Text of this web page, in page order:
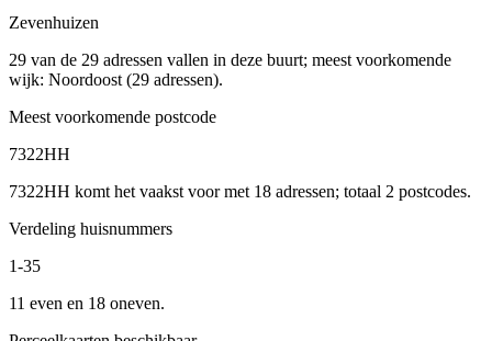
Zevenhuizen
29 van de 29 adressen vallen in deze buurt; meest voorkomende
wijk: Noordoost (29 adressen).
Meest voorkomende postcode
7322HH
7322HH komt het vaakst voor met 18 adressen; totaal 2 postcodes.
Verdeling huisnummers
1-35
11 even en 18 oneven.